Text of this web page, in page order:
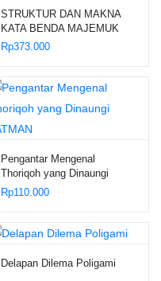
STRUKTUR DAN MAKNA
KATA BENDA MAJEMUK
Rp373.000
Pengantar Mengenal
Thoriqoh yang Dinaungi
JATMAN
Rp110.000
Delapan Dilema Poligami